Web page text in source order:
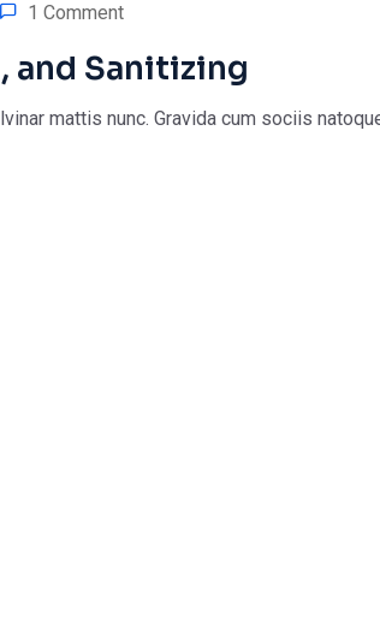
1 Comment
and Sanitizing
mattis nunc. Gravida cum sociis